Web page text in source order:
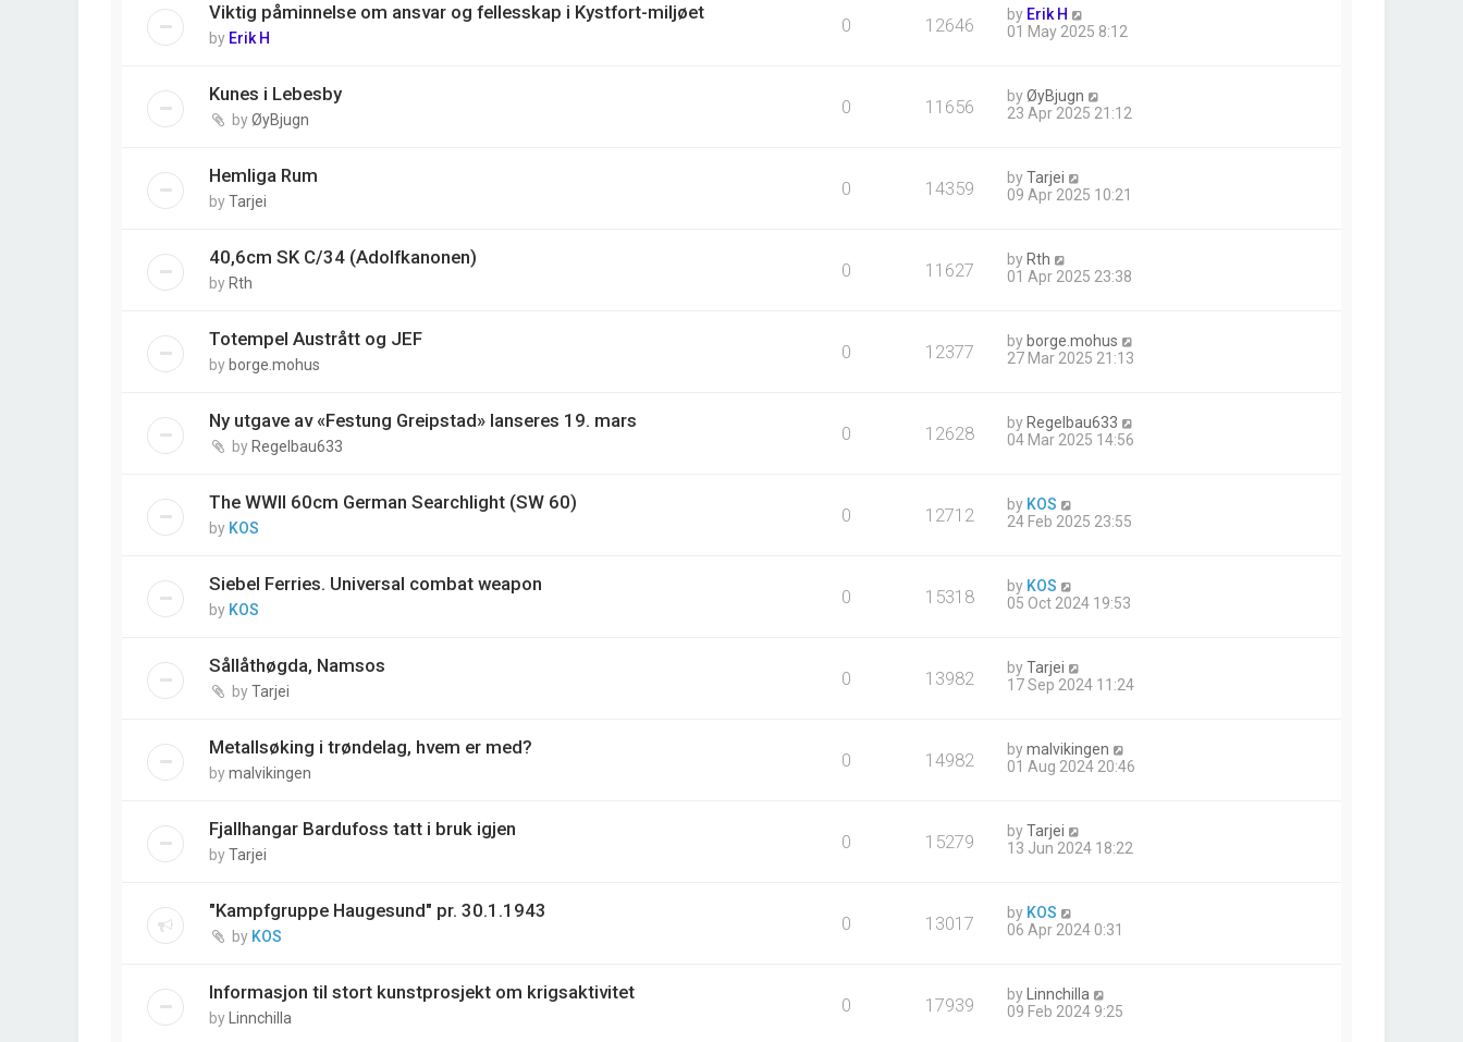
Viktig påminnelse om ansvar og fellesskap i Kystfort-miljøet
by Erik H
0 12646 by Erik H
01 May 2025 8:12
Kunes i Lebesby
byØyBjugn
0 11656 byØyBjugn
23 Apr 2025 21:12
Hemliga Rum
byTarjei
0 14359 byTarjei
09 Apr 2025 10:21
40,6cm SK C/34 (Adolfkanonen)
by Rth
0 11627 by Rth
01 Apr 2025 23:38
Totempel Austrått og JEF
by borge.mohus
0 12377 by borge.mohus
27 Mar 2025 21:13
Ny utgave av «Festung Greipstad» lanseres 19. mars
by Regelbau633
0 12628 by Regelbau633
04 Mar 2025 14:56
The WWII 60cm German Searchlight (SW 60)
by KOS
0 12712 by KOS
24 Feb 2025 23:55
Siebel Ferries. Universal combat weapon
by KOS
0 15318 by KOS
05 Oct 2024 19:53
Sållåthøgda, Namsos
byTarjei
0 13982 byTarjei
17 Sep 2024 11:24
Metallsøking i trøndelag, hvem er med?
bymalvikingen
0 14982 bymalvikingen
01 Aug 2024 20:46
Fjallhangar Bardufoss tatt i bruk igjen
byTarjei
0 15279 byTarjei
13 Jun 2024 18:22
"Kampfgruppe Haugesund" pr. 30.1.1943
by KOS
0 13017 by KOS
06 Apr 2024 0:31
Informasjon til stort kunstprosjekt om krigsaktivitet
by Linnchilla
0 17939 by
Linnchilla
09 Feb 2024 9:25